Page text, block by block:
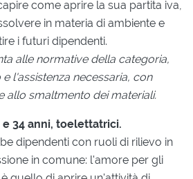
come aprire la sua partita iva,
in materia di ambiente e
i futuri dipendenti.
alle normative della categoria,
l'assistenza necessaria, con
allo smaltmento dei materiali.
e 34 anni, toelettatrici.
dipendenti con ruoli di rilievo in
in comune: l'amore per gli